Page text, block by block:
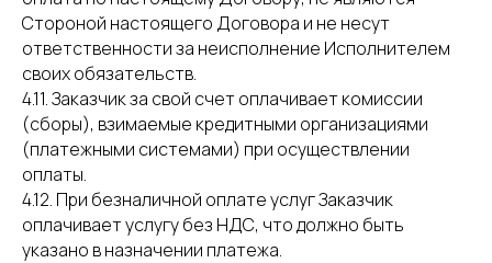
Стороной настоящего Договора и не несут
ответственности за неисполнение Исполнителем
своих обязательств.
4.11. Заказчик за свой счет оплачивает комиссии
(сборы), взимаемые кредитными организациями
(платежными системами) при осуществлении
оплаты.
4.12. При безналичной оплате услуг Заказчик
оплачивает услугу без НДС, что должно быть
указано в назначении платежа.